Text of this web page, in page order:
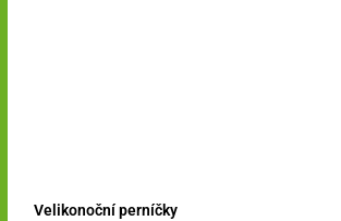
Velikonoční perníčky